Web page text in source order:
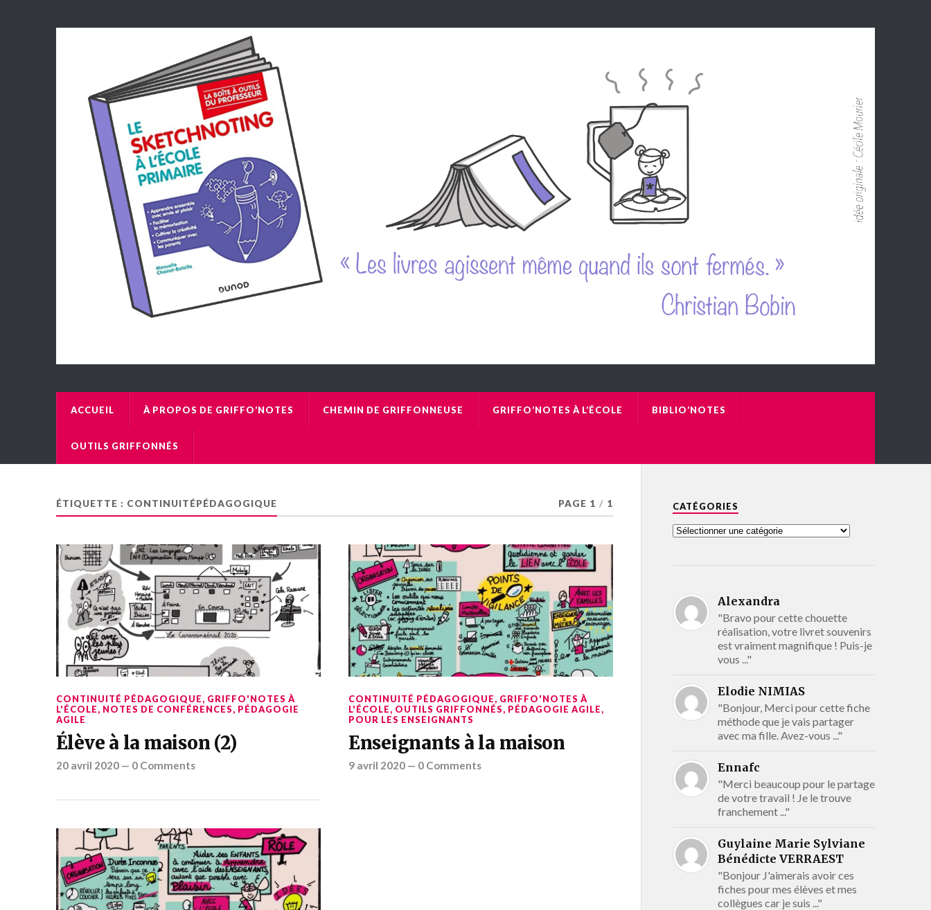
ACCUEIL À PROPOS DE GRIFFO’NOTES CHEMIN DE GRIFFONNEUSE GRIFFO’NOTES À L’ÉCOLE BIBLIO’NOTES
OUTILS GRIFFONNÉS
ÉTIQUETTE : CONTINUITÉPÉDAGOGIQUE PAGE 1 / 1
CONTINUITÉ PÉDAGOGIQUE, GRIFFO'NOTES À
L'ÉCOLE, NOTES DE CONFÉRENCES, PÉDAGOGIE
AGILE
Élève à la maison (2)
20 avril 2020— 0 Comments
CONTINUITÉ PÉDAGOGIQUE, GRIFFO'NOTES À
L'ÉCOLE, OUTILS GRIFFONNÉS, PÉDAGOGIE AGILE,
POUR LES ENSEIGNANTS
Enseignants à la maison
9 avril 2020— 0 Comments
CATÉGORIES
Alexandra
"Bravo pour cette chouette
réalisation, votre livret souvenirs
est vraiment magnifique ! Puis-je
vous ..."
Elodie NIMIAS
"Bonjour, Merci pour cette fiche
méthode que je vais partager
avec ma fille. Avez-vous ..."
Ennafc
"Merci beaucoup pour le partage
de votre travail ! Je le trouve
franchement ..."
Guylaine Marie Sylviane
Bénédicte VERRAEST
"Bonjour J'aimerais avoir ces
fiches pour mes élèves et mes
collègues car je suis ..."